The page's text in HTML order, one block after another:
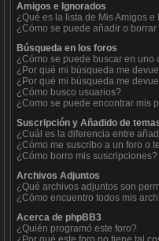
Amigos e Ignorados
¿Qué es la lista de Mis Amigos e
¿Cómo se puede añadir o
Búsqueda en los foros
¿Cómo se puede buscar en uno
¿Por qué mi búsqueda me
¿Por qué mi búsqueda me
¿Cómo busco usuarios?
¿Como se puede encontrar mis
Suscripción y Añadido de
¿Cuál es la diferencia entre
¿Cómo me suscribo a un foro o
¿Cómo borro mis suscripciones?
Archivos Adjuntos
¿Qué archivos adjuntos son
¿Cómo encuentro todos mis
Acerca de phpBB3
¿Quién programó este foro?